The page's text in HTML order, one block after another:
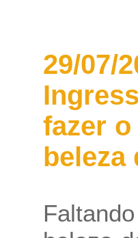
29/07/
fazer
beleza